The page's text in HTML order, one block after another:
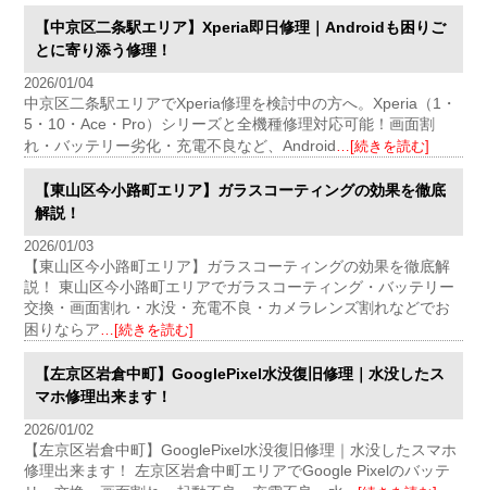
【中京区二条駅エリア】Xperia即日修理｜Androidも困りご
とに寄り添う修理！
2026/01/04
中京区二条駅エリアでXperia修理を検討中の方へ。Xperia（1・
5・10・Ace・Pro）シリーズと全機種修理対応可能！画面割
れ・バッテリー劣化・充電不良など、Android…[続きを読む]
【東山区今小路町エリア】ガラスコーティングの効果を徹底
解説！
2026/01/03
【東山区今小路町エリア】ガラスコーティングの効果を徹底解
説！ 東山区今小路町エリアでガラスコーティング・バッテリー
交換・画面割れ・水没・充電不良・カメラレンズ割れなどでお
困りならア…[続きを読む]
【左京区岩倉中町】GooglePixel水没復旧修理｜水没したス
マホ修理出来ます！
2026/01/02
【左京区岩倉中町】GooglePixel水没復旧修理｜水没したスマホ
修理出来ます！ 左京区岩倉中町エリアでGoogle Pixelのバッテ